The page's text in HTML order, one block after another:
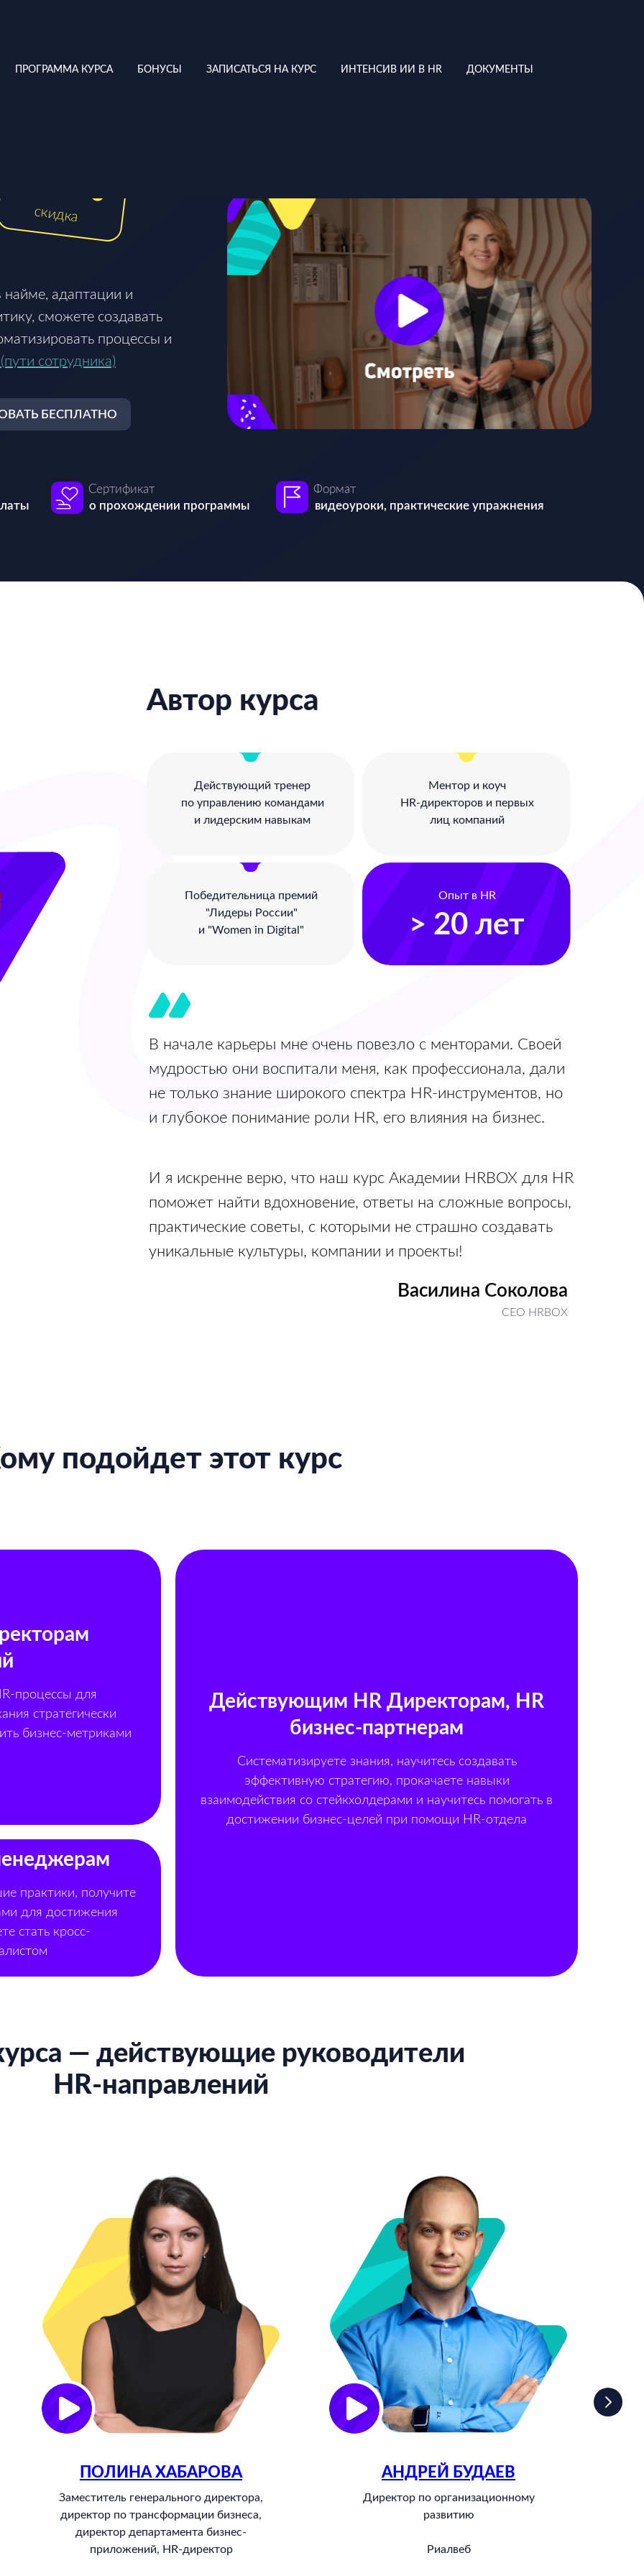
ПРОГРАММА КУРСА БОНУСЫ ЗАПИСАТЬСЯ НА КУРС ИНТЕНСИВ ИИ В HR ДОКУМЕНТЫ
БЕСПЛАТНО
найме, адаптации и
сможете создавать
процессы и
сотрудника)
Сертификат
о прохождении программы
Формат
видеоуроки, практические упражнения
скидка
20%
Автор курса
Василина Соколова
CEO HRBOX
Действующий тренер
по управлению командами
и лидерским навыкам
Ментор и коуч
HR-директоров и первых
лиц компаний
Победительница премий
"Лидеры России"
и "Women in Digital"
В начале карьеры мне очень повезло с менторами. Своей
мудростью они воспитали меня, как профессионала, дали
не только знание широкого спектра HR-инструментов, но
и глубокое понимание роли HR, его влияния на бизнес.
И я искренне верю, что наш курс Академии HRBOX для HR
поможет найти вдохновение, ответы на сложные вопросы,
практические советы, с которыми не страшно создавать
уникальные культуры, компании и проекты!
Опыт в HR
> 20 лет
подойдет этот курс
процессы для
стратегически
бизнес-метриками
практики, получите
для достижения
стать кросс-
Действующим HR Директорам, HR
бизнес-партнерам
Систематизируете знания, научитесь создавать
эффективную стратегию, прокачаете навыки
взаимодействия со стейкхолдерами и научитесь помогать в
достижении бизнес-целей при помощи HR-отдела
— действующие руководители
HR-направлений
ПОЛИНА ХАБАРОВА
Заместитель генерального директора,
директор по трансформации бизнеса,
директор департамента бизнес-
приложений, HR-директор
АНДРЕЙ БУДАЕВ
Директор по организационному
развитию
Риалвеб